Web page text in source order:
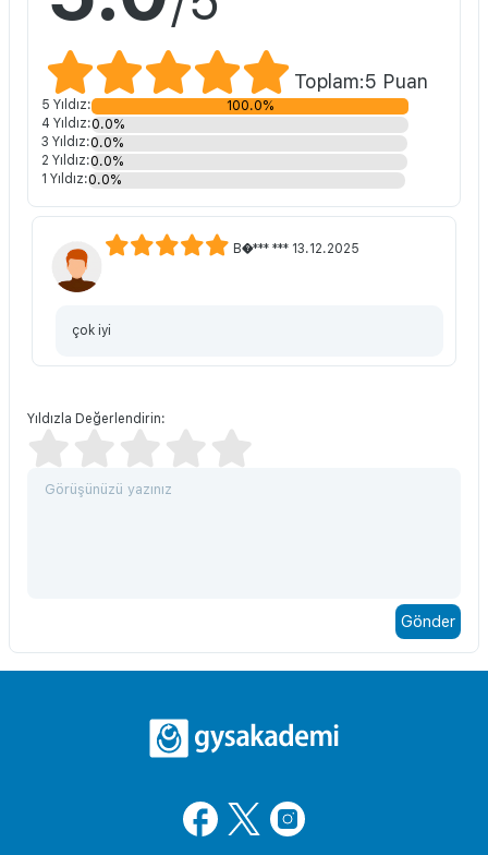
Toplam:5 Puan
5 Yıldız:
100.0%
4 Yıldız:0.0%
3 Yıldız:0.0%
2 Yıldız:0.0%
1 Yıldız:0.0%
B�*** *** 13.12.2025
çok iyi
Yıldızla Değerlendirin: